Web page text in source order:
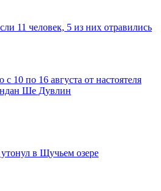
11 человек, 5 из них отравились
10 по 16 августа от настоятеля
Ше Дувлин
в Щучьем озере